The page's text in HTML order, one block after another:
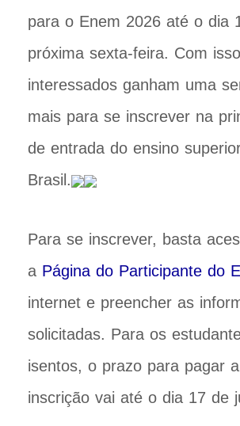
para o Enem 2026 até o dia
próxima sexta-feira. Com
interessados ganham uma
mais para se inscrever na
de entrada do ensino
Brasil.
Para se inscrever, basta
a Página do Participante do
internet e preencher as
solicitadas. Para os
isentos, o prazo para pagar
inscrição vai até o dia 17 de